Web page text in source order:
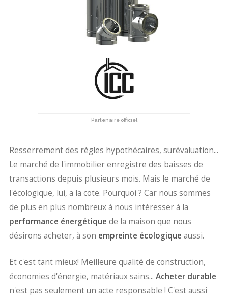
Partenaire officiel
Resserrement des règles hypothécaires, surévaluation...
Le marché de l'immobilier enregistre des baisses de
transactions depuis plusieurs mois. Mais le marché de
l'écologique, lui, a la cote. Pourquoi ? Car nous sommes
de plus en plus nombreux à nous intéresser à la
performance énergétique de la maison que nous
désirons acheter, à son empreinte écologique aussi.
Et c'est tant mieux! Meilleure qualité de construction,
économies d'énergie, matériaux sains... Acheter durable
n'est pas seulement un acte responsable ! C'est aussi